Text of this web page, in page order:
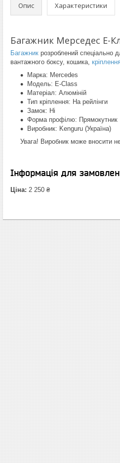
Опис Характеристики
Багажник Мерседес Е-
Багажник розроблений спеціально
вантажного боксу, кошика,
Марка: Mercedes
Модель: E-Class
Матеріал: Алюміній
Тип кріплення: На рейлінги
Замок: Ні
Форма профілю: Прямокутник
Виробник: Kenguru (Україна)
Увага! Виробник може вносити
Інформація для
Ціна: 2 250 ₴